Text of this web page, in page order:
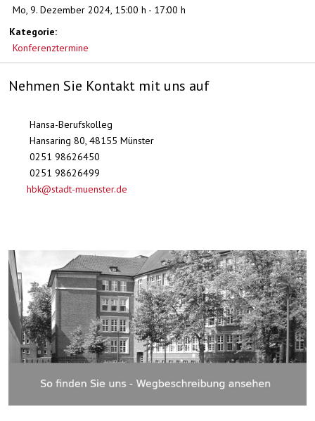
Mo, 9. Dezember 2024, 15:00 h - 17:00 h
Kategorie:
Konferenztermine
Nehmen Sie Kontakt mit uns auf
Hansa-Berufskolleg
Hansaring 80, 48155 Münster
0251 98626450
0251 98626499
hbk@stadt-muenster.de